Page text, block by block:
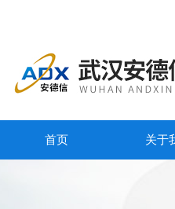
首页 关于